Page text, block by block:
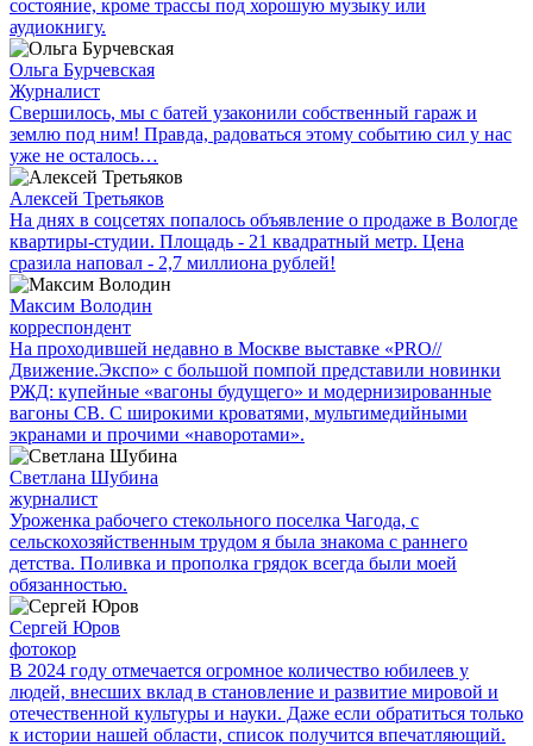
состояние, кроме трассы под хорошую музыку или
аудиокнигу.
Ольга Бурчевская
Журналист
Свершилось, мы с батей узаконили собственный гараж и
землю под ним! Правда, радоваться этому событию сил у нас
уже не осталось…
Алексей Третьяков
На днях в соцсетях попалось объявление о продаже в Вологде
квартиры-студии. Площадь - 21 квадратный метр. Цена
сразила наповал - 2,7 миллиона рублей!
Максим Володин
корреспондент
На проходившей недавно в Мос­кве выставке «PRO//
Движение.Экспо» с большой помпой представили новинки
РЖД: купейные «вагоны будущего» и модернизированные
вагоны СВ. С широкими кроватями, мультимедийными
экранами и прочими «наворотами».
Светлана Шубина
журналист
Уроженка рабочего стекольного поселка Чагода, с
сельскохозяйственным трудом я была знакома с раннего
детства. Поливка и прополка грядок всегда были моей
обязанностью.
Сергей Юров
фотокор
В 2024 году отмечается огромное количество юбилеев у
людей, внесших вклад в становление и развитие мировой и
отечественной культуры и науки. Даже если обратиться только
к истории нашей области, список получится впечатляющий.